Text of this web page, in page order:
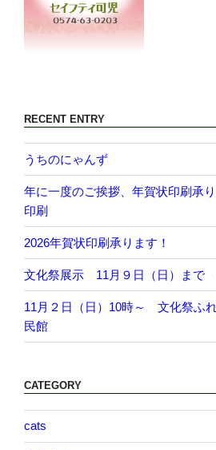
RECENT ENTRY
うちのにゃんず
年に一度のご挨拶、年賀状印刷承
印刷
2026年賀状印刷承ります！
文化祭展示 11月９日（日）まで
11月２日（日）10時～ 文化祭ふ
民館
CATEGORY
cats